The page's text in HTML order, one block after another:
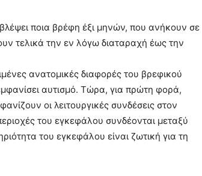
ποια βρέφη έξι μηνών, που ανήκουν σε
τελικά την εν λόγω διαταραχή έως την
ανατομικές διαφορές του βρεφικού
αυτισμό. Τώρα, για πρώτη φορά,
οι λειτουργικές συνδέσεις στον
του εγκεφάλου συνδέονται μεταξύ
του εγκεφάλου είναι ζωτική για τη